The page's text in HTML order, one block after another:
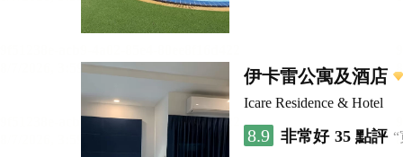
伊卡雷公寓及酒店
Icare Residence & Hotel
8.9 非常好 35 點評